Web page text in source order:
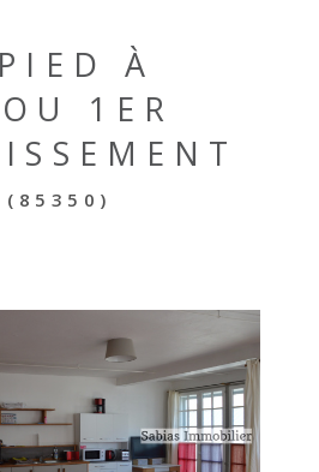
À
1ER
(85350)
LE BIEN